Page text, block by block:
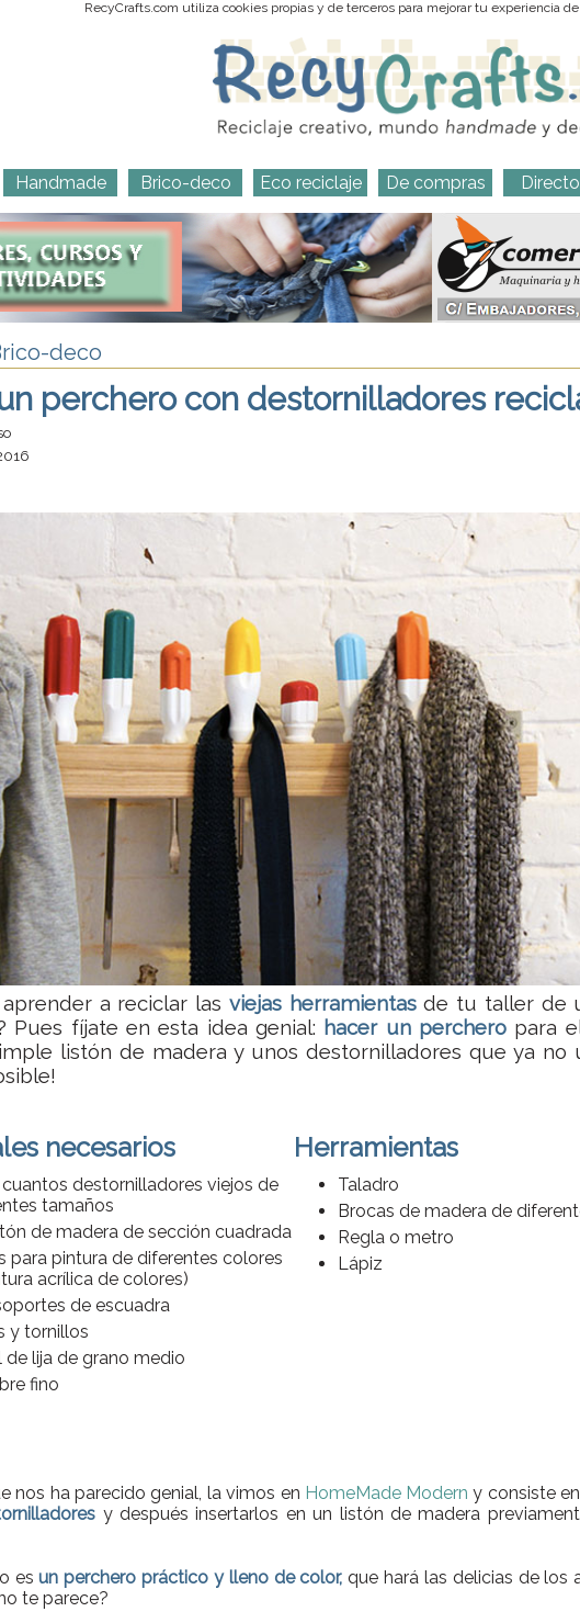
RecyCrafts.com utiliza cookies propias y de terceros para mejorar tu experiencia
Handmade Brico-deco Eco reciclaje De compras
deco
perchero con destornilladores
aprender a reciclar las viejas herramientasde tu taller de
Pues fíjate en esta idea genial: hacer un perchero para
listón de madera y unos destornilladores que ya no
necesarios
destornilladores viejos de
tamaños
de madera de sección cuadrada
para pintura de diferentes colores
acrílica de colores)
de escuadra
y tornillos
de lija de grano medio
fino
Herramientas
Taladro
Brocas de madera de
Regla o metro
Lápiz
nos ha parecido genial, la vimos en HomeMade Modern y consiste en
y después insertarlos en un listón de madera
esun perchero práctico y lleno de color, que hará las delicias de los
te parece?